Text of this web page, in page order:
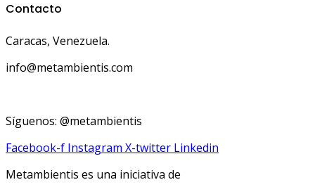
Contacto
Caracas, Venezuela.
info@metambientis.com
Síguenos: @metambientis
Facebook-f Instagram X-twitter Linkedin
Metambientis es una iniciativa de